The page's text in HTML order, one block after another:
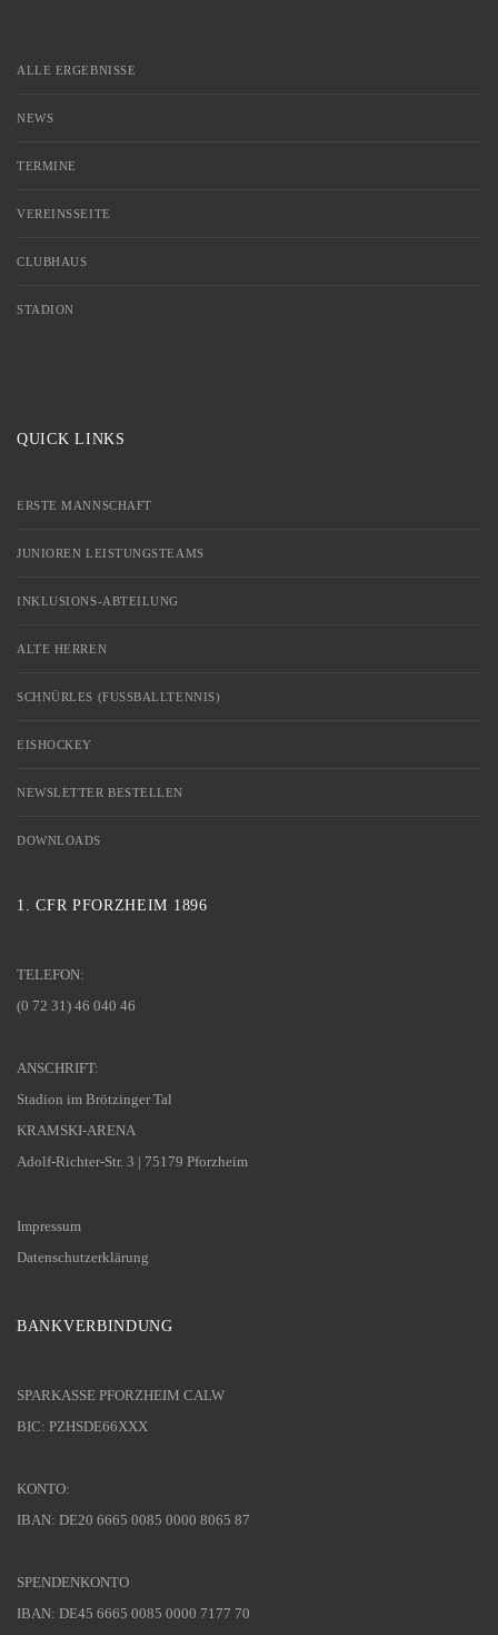
ALLE ERGEBNISSE
NEWS
TERMINE
VEREINSSEITE
CLUBHAUS
STADION
QUICK LINKS
ERSTE MANNSCHAFT
JUNIOREN LEISTUNGSTEAMS
INKLUSIONS-ABTEILUNG
ALTE HERREN
SCHNÜRLES (FUSSBALLTENNIS)
EISHOCKEY
NEWSLETTER BESTELLEN
DOWNLOADS
1. CFR PFORZHEIM 1896
TELEFON:
(0 72 31) 46 040 46
ANSCHRIFT:
Stadion im Brötzinger Tal
KRAMSKI-ARENA
Adolf-Richter-Str. 3 | 75179 Pforzheim
Impressum
Datenschutzerklärung
BANKVERBINDUNG
SPARKASSE PFORZHEIM CALW
BIC: PZHSDE66XXX
KONTO:
IBAN: DE20 6665 0085 0000 8065 87
SPENDENKONTO
IBAN: DE45 6665 0085 0000 7177 70